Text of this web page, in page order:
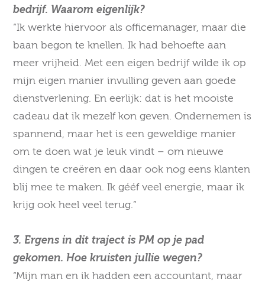
bedrijf. Waarom eigenlijk?
“Ik werkte hiervoor als officemanager, maar die
baan begon te knellen. Ik had behoefte aan
meer vrijheid. Met een eigen bedrijf wilde ik op
mijn eigen manier invulling geven aan goede
dienstverlening. En eerlijk: dat is het mooiste
cadeau dat ik mezelf kon geven. Ondernemen is
spannend, maar het is een geweldige manier
om te doen wat je leuk vindt – om nieuwe
dingen te creëren en daar ook nog eens klanten
blij mee te maken. Ik gééf veel energie, maar ik
krijg ook heel veel terug.”
3. Ergens in dit traject is PM op je pad
gekomen. Hoe kruisten jullie wegen?
“Mijn man en ik hadden een accountant, maar